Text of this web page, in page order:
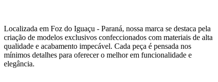
Localizada em Foz do Iguaçu - Paraná, nossa marca se destaca pela
criação de modelos exclusivos confeccionados com materiais de alta
qualidade e acabamento impecável. Cada peça é pensada nos
mínimos detalhes para oferecer o melhor em funcionalidade e
elegância.